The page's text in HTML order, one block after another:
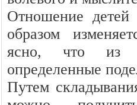
Отношение
образом
ясно, что из
определенные
Путем